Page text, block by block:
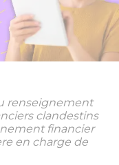
renseignement
clandestins
financier
en charge de